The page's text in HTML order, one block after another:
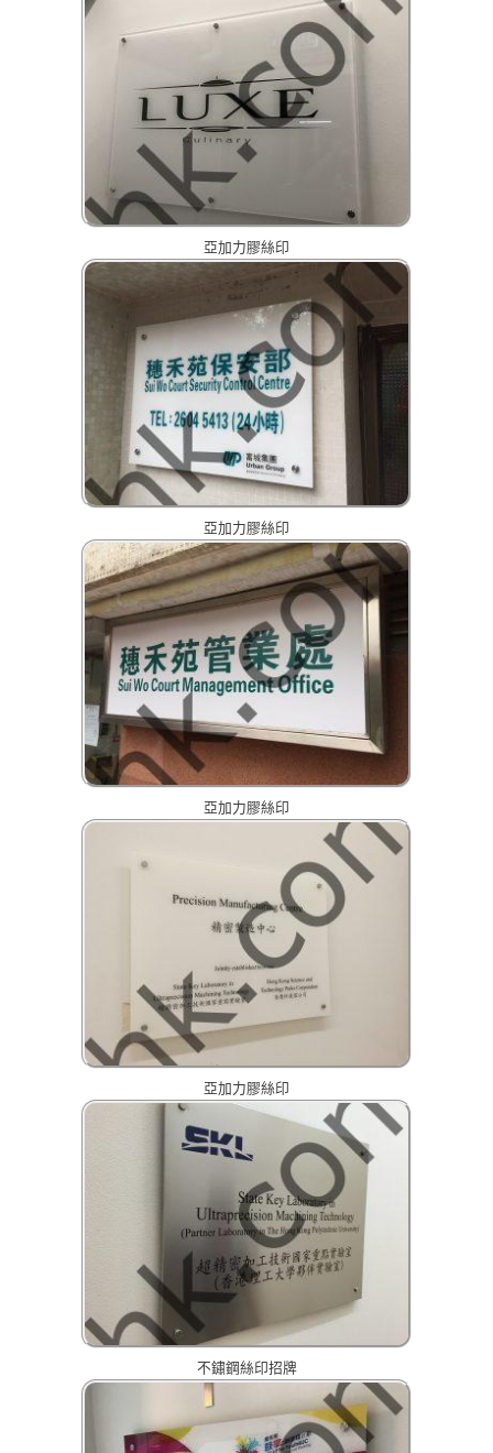
亞加力膠絲印
亞加力膠絲印
亞加力膠絲印
亞加力膠絲印
不鏽鋼絲印招牌